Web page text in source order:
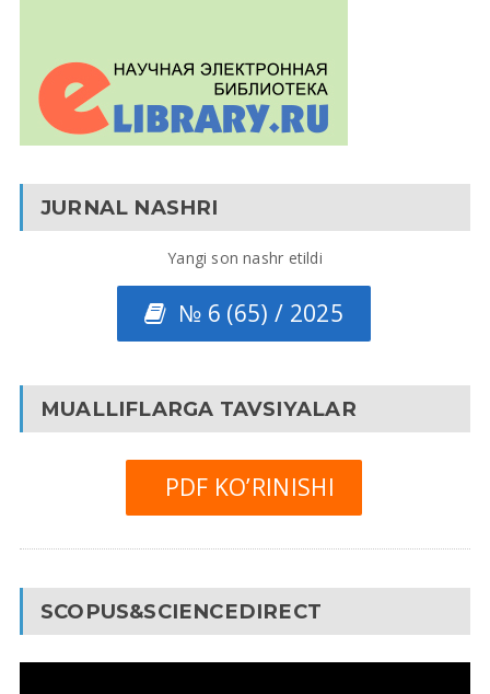
JURNAL NASHRI
Yangi son nashr etildi
№ 6 (65) / 2025
MUALLIFLARGA TAVSIYALAR
PDF KO’RINISHI
SCOPUS&SCIENCEDIRECT